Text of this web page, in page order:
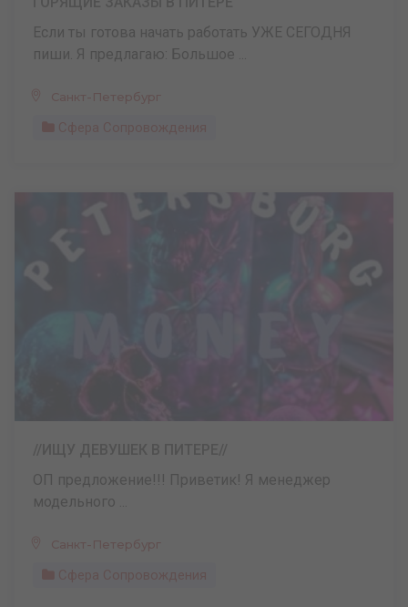
Если ты готова начать работать УЖЕ СЕГОДНЯ
пиши. Я предлагаю: Большое ...
Санкт-Петербург
Сфера Сопровождения
ОП предложение!!! Приветик! Я менеджер
модельного ...
Санкт-Петербург
Сфера Сопровождения